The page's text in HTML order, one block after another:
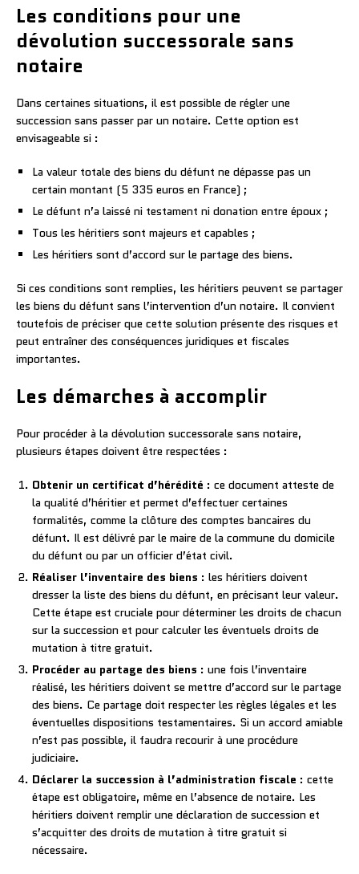
Les conditions pour une
dévolution successorale sans
notaire
Dans certaines situations, il est possible de régler une
succession sans passer par un notaire. Cette option est
envisageable si :
La valeur totale des biens du défunt ne dépasse pas un
certain montant (5 335 euros en France) ;
Le défunt n’a laissé ni testament ni donation entre époux ;
Tous les héritiers sont majeurs et capables ;
Les héritiers sont d’accord sur le partage des biens.
Si ces conditions sont remplies, les héritiers peuvent se partager
les biens du défunt sans l’intervention d’un notaire. Il convient
toutefois de préciser que cette solution présente des risques et
peut entraîner des conséquences juridiques et fiscales
importantes.
Les démarches à accomplir
Pour procéder à la dévolution successorale sans notaire,
plusieurs étapes doivent être respectées :
Obtenir un certificat d’hérédité : ce document atteste de
la qualité d’héritier et permet d’effectuer certaines
formalités, comme la clôture des comptes bancaires du
défunt. Il est délivré par le maire de la commune du domicile
du défunt ou par un officier d’état civil.
Réaliser l’inventaire des biens : les héritiers doivent
dresser la liste des biens du défunt, en précisant leur valeur.
Cette étape est cruciale pour déterminer les droits de chacun
sur la succession et pour calculer les éventuels droits de
mutation à titre gratuit.
Procéder au partage des biens : une fois l’inventaire
réalisé, les héritiers doivent se mettre d’accord sur le partage
des biens. Ce partage doit respecter les règles légales et les
éventuelles dispositions testamentaires. Si un accord amiable
n’est pas possible, il faudra recourir à une procédure
judiciaire.
Déclarer la succession à l’administration fiscale : cette
étape est obligatoire, même en l’absence de notaire. Les
héritiers doivent remplir une déclaration de succession et
s’acquitter des droits de mutation à titre gratuit si
nécessaire.